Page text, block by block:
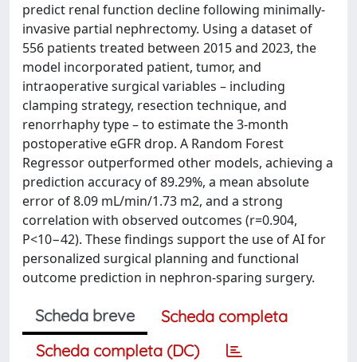
predict renal function decline following minimally-
invasive partial nephrectomy. Using a dataset of
556 patients treated between 2015 and 2023, the
model incorporated patient, tumor, and
intraoperative surgical variables – including
clamping strategy, resection technique, and
renorrhaphy type – to estimate the 3-month
postoperative eGFR drop. A Random Forest
Regressor outperformed other models, achieving a
prediction accuracy of 89.29%, a mean absolute
error of 8.09 mL/min/1.73 m2, and a strong
correlation with observed outcomes (r=0.904,
P<10−42). These findings support the use of AI for
personalized surgical planning and functional
outcome prediction in nephron-sparing surgery.
Scheda breve
Scheda completa
Scheda completa (DC)